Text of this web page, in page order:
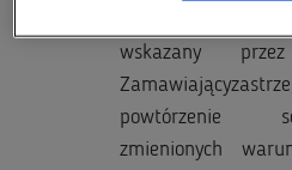
wskazany
powtórzenie
zmienionych